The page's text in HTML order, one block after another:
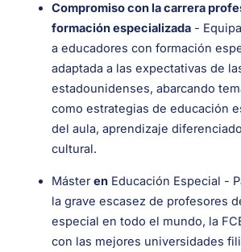
Compromiso con la carrera
formación especializada-
a educadores con formación
adaptada a las expectativas de
estadounidenses, abarcando
como estrategias de educación
del aula, aprendizaje
cultural.
MásterenEducación Especial -
la grave escasez de profesores
especial en todo el mundo, la
con las mejores universidades